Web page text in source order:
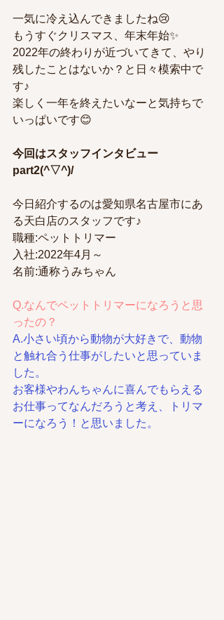
一気に冷え込んできましたね😢
もうすぐクリスマス、年末年始✨
2022年の終わりが近づいてきて、やり
残したことはないか？と日々模索中で
す♪
楽しく一年を終えたいなーと気持ちで
いっぱいです😊
今回はスタッフインタビュー
part2(^▽^)/
今日紹介するのは愛知県名古屋市にあ
る天白店のスタッフです♪
職種:ペットトリマー
入社:2022年4月～
名前:通称うみちゃん
Q.なんでペットトリマーになろうと思
ったの？
A.小さい頃から動物が大好きで、動物
と触れ合う仕事がしたいと思っていま
した。
お客様やわんちゃんに喜んでもらえる
お仕事ってなんだろうと考え、トリマ
ーになろう！と思いました。